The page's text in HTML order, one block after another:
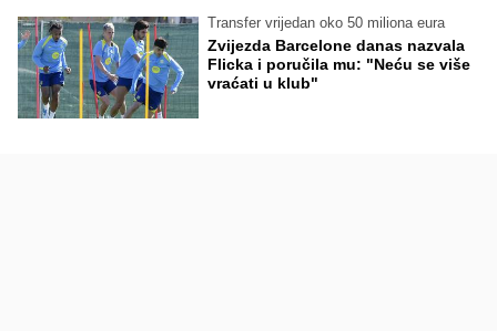
Transfer vrijedan oko 50 miliona eura
Zvijezda Barcelone danas nazvala
Flicka i poručila mu: "Neću se više
vraćati u klub"